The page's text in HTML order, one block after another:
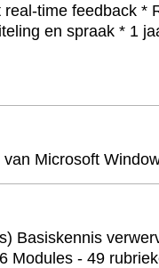
time feedback *
en spraak * 1
Microsoft
Basiskennis
Modules - 49